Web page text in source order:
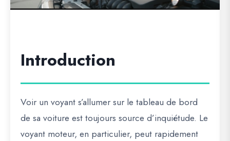
Introduction
Voir un voyant s’allumer sur le tableau de bord
de sa voiture est toujours source d’inquiétude. Le
voyant moteur, en particulier, peut rapidement